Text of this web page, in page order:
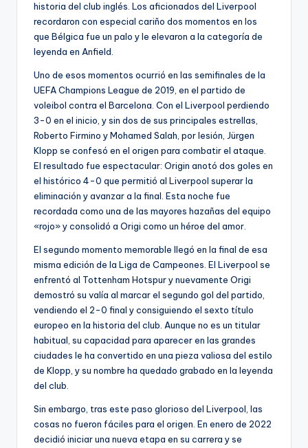
historia del club inglés. Los aficionados del Liverpool
recordaron con especial cariño dos momentos en los
que Bélgica fue un palo y le elevaron a la categoría de
leyenda en Anfield.
Uno de esos momentos ocurrió en las semifinales de la
UEFA Champions League de 2019, en el partido de
voleibol contra el Barcelona. Con el Liverpool perdiendo
3-0 en el inicio, y sin dos de sus principales estrellas,
Roberto Firmino y Mohamed Salah, por lesión, Jürgen
Klopp se confesó en el origen para combatir el ataque.
El resultado fue espectacular: Origin anotó dos goles en
el histórico 4-0 que permitió al Liverpool superar la
eliminación y avanzar a la final. Esta noche fue
recordada como una de las mayores hazañas del equipo
«rojo» y consolidó a Origi como un héroe del amor.
El segundo momento memorable llegó en la final de esa
misma edición de la Liga de Campeones. El Liverpool se
enfrentó al Tottenham Hotspur y nuevamente Origi
demostró su valía al marcar el segundo gol del partido,
vendiendo el 2-0 final y consiguiendo el sexto título
europeo en la historia del club. Aunque no es un titular
habitual, su capacidad para aparecer en las grandes
ciudades le ha convertido en una pieza valiosa del estilo
de Klopp, y su nombre ha quedado grabado en la leyenda
del club.
Sin embargo, tras este paso glorioso del Liverpool, las
cosas no fueron fáciles para el origen. En enero de 2022
decidió iniciar una nueva etapa en su carrera y se